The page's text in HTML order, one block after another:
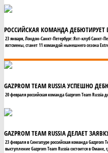
РОССИЙСКАЯ КОМАНДА ДЕБЮТИРУЕТ В
23 января, Лондон-Санкт-Петербург: Яхт-клуб Санкт-
яхтсмены, станет 11 командой нынешнего сезона
GAZPROM TEAM RUSSIA УСПЕШНО
20 февраля российская команда Gazprom Team
GAZPROM TEAM RUSSIA ДЕЛАЕТ
23 февраля в Сингапуре российская команда
выступление Gazprom Team Russia состоится в Омане,